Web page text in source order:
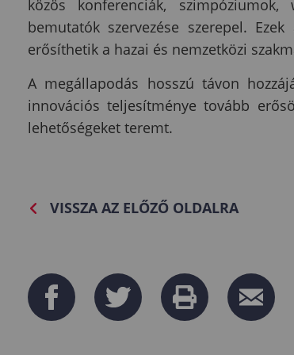
közös konferenciák,
bemutatók szervezése szerepel.
erősíthetik a hazai és nemzetközi
A megállapodás hosszú távon
innovációs teljesítménye tovább
lehetőségeket teremt.
VISSZA AZ ELŐZŐ OLDALRA